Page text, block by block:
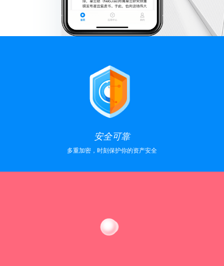
安全可靠
多重加密，时刻保护你的资产安全